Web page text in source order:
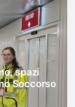
spazi
Soccorso